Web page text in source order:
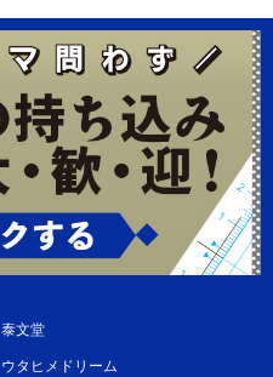
泰文堂
ウタヒメドリーム